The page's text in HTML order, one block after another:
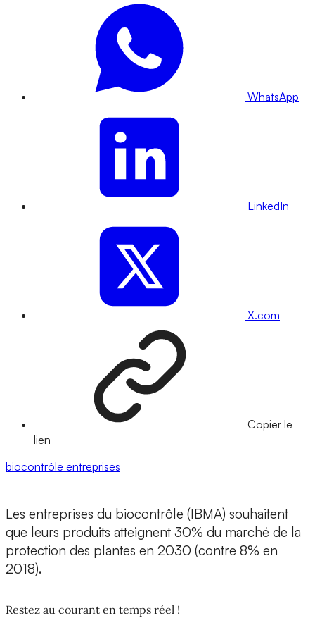
WhatsApp
LinkedIn
X.com
Copier le
lien
biocontrôle entreprises
Les entreprises du biocontrôle (IBMA) souhaitent
que leurs produits atteignent 30% du marché de la
protection des plantes en 2030 (contre 8% en
2018).
Restez au courant en temps réel !